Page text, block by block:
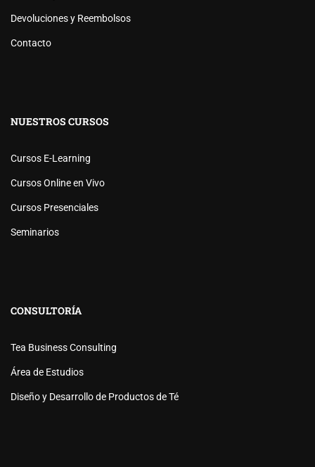
Devoluciones y Reembolsos
Contacto
NUESTROS CURSOS
Cursos E-Learning
Cursos Online en Vivo
Cursos Presenciales
Seminarios
CONSULTORÍA
Tea Business Consulting
Área de Estudios
Diseño y Desarrollo de Productos de Té